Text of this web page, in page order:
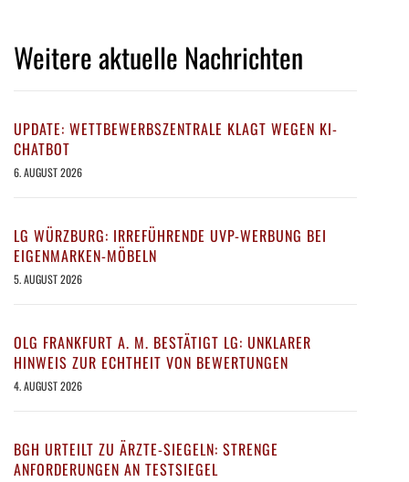
Weitere aktuelle Nachrichten
UPDATE: WETTBEWERBSZENTRALE KLAGT WEGEN KI-
CHATBOT
6. AUGUST 2026
LG WÜRZBURG: IRREFÜHRENDE UVP-WERBUNG BEI
EIGENMARKEN-MÖBELN
5. AUGUST 2026
OLG FRANKFURT A. M. BESTÄTIGT LG: UNKLARER
HINWEIS ZUR ECHTHEIT VON BEWERTUNGEN
4. AUGUST 2026
BGH URTEILT ZU ÄRZTE-SIEGELN: STRENGE
ANFORDERUNGEN AN TESTSIEGEL